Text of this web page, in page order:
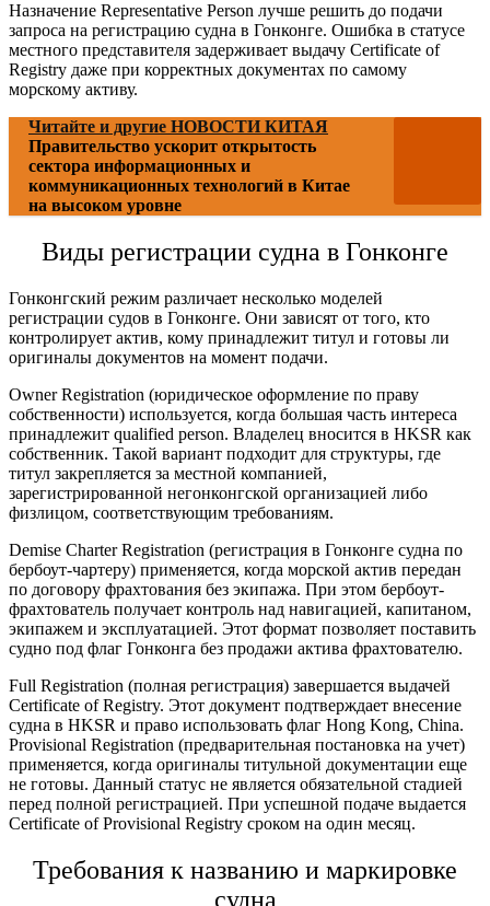
Назначение Representative Person лучше решить до подачи
запроса на регистрацию судна в Гонконге. Ошибка в статусе
местного представителя задерживает выдачу Certificate of
Registry даже при корректных документах по самому
морскому активу.
Читайте и другие НОВОСТИ КИТАЯ
Правительство ускорит открытость
сектора информационных и
коммуникационных технологий в Китае
на высоком уровне
Виды регистрации судна в Гонконге
Гонконгский режим различает несколько моделей
регистрации судов в Гонконге. Они зависят от того, кто
контролирует актив, кому принадлежит титул и готовы ли
оригиналы документов на момент подачи.
Owner Registration (юридическое оформление по праву
собственности) используется, когда большая часть интереса
принадлежит qualified person. Владелец вносится в HKSR как
собственник. Такой вариант подходит для структуры, где
титул закрепляется за местной компанией,
зарегистрированной негонконгской организацией либо
физлицом, соответствующим требованиям.
Demise Charter Registration (регистрация в Гонконге судна по
бербоут-чартеру) применяется, когда морской актив передан
по договору фрахтования без экипажа. При этом бербоут-
фрахтователь получает контроль над навигацией, капитаном,
экипажем и эксплуатацией. Этот формат позволяет поставить
судно под флаг Гонконга без продажи актива фрахтователю.
Full Registration (полная регистрация) завершается выдачей
Certificate of Registry. Этот документ подтверждает внесение
судна в HKSR и право использовать флаг Hong Kong, China.
Provisional Registration (предварительная постановка на учет)
применяется, когда оригиналы титульной документации еще
не готовы. Данный статус не является обязательной стадией
перед полной регистрацией. При успешной подаче выдается
Certificate of Provisional Registry сроком на один месяц.
Требования к названию и маркировке
судна